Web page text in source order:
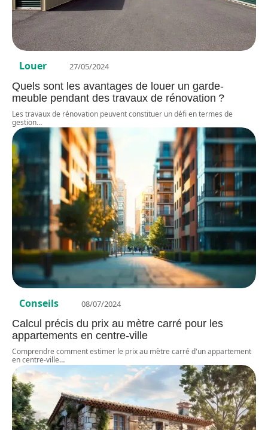
Louer 27/05/2024
Quels sont les avantages de louer un garde-
meuble pendant des travaux de rénovation ?
Les travaux de rénovation peuvent constituer un défi en termes de
gestion…
Conseils 08/07/2024
Calcul précis du prix au mètre carré pour les
appartements en centre-ville
Comprendre comment estimer le prix au mètre carré d'un appartement
en centre-ville…